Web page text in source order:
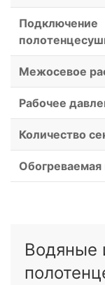
Подключение
Межосевое
Рабочее
Количество
Водяные